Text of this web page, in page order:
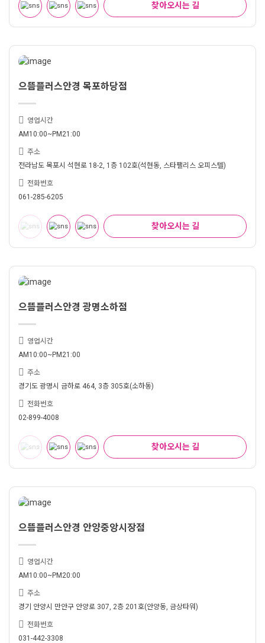
찾아오시는 길
으뜸플러스안경 목포하당점
영업시간
AM10:00~PM21:00
주소
전라남도 목포시 석현로 18-2, 1층 102호(석현동, 스타팰리스 오피스텔)
전화번호
061-285-6205
찾아오시는 길
으뜸플러스안경 광명소하점
영업시간
AM10:00~PM21:00
주소
경기도 광명시 금하로 464, 3층 305호(소하동)
전화번호
02-899-4008
찾아오시는 길
으뜸플러스안경 안양중앙시장점
영업시간
AM10:00~PM20:00
주소
경기 안양시 만안구 안양로 307, 2층 201호(안양동, 금상타워)
전화번호
031-442-3308